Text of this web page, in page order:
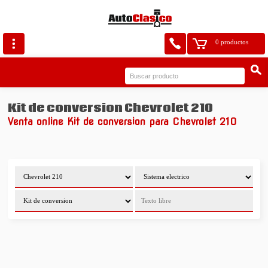
0 productos
Kit de conversion Chevrolet 210
Venta online Kit de conversion para Chevrolet 210